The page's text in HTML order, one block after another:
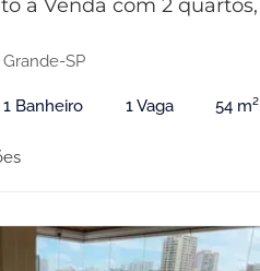
à Venda com 2 quartos,
Grande-SP
1 Banheiro 1 Vaga 54 m²